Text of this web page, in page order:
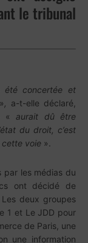
le tribunal
été concertée et
»
a-t-elle déclaré,
«
aurait dû être
du droit, c’est
cette voie ».
par les médias du
ont décidé de
deux groupes
1 et Le JDD pour
de Paris, une
une information